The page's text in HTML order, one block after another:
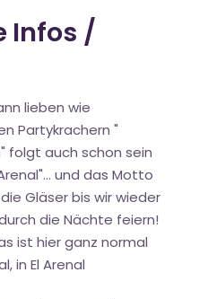
Infos /
lieben wie
Partykrachern "
folgt auch schon sein
und das Motto
Gläser bis wir wieder
die Nächte feiern!
ist hier ganz normal
in El Arenal